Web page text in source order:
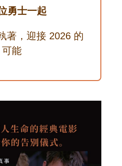
勇士一起
著，迎接 2026 的
可能